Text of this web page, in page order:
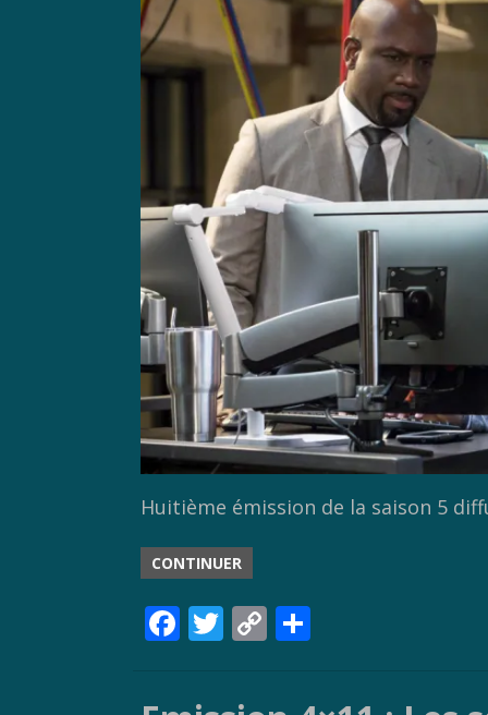
Huitième émission de la saison 5
CONTINUER
F
e
T
itt
C